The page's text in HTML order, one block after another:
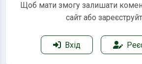
Щоб мати змогу залишати
сайт або
Вхід